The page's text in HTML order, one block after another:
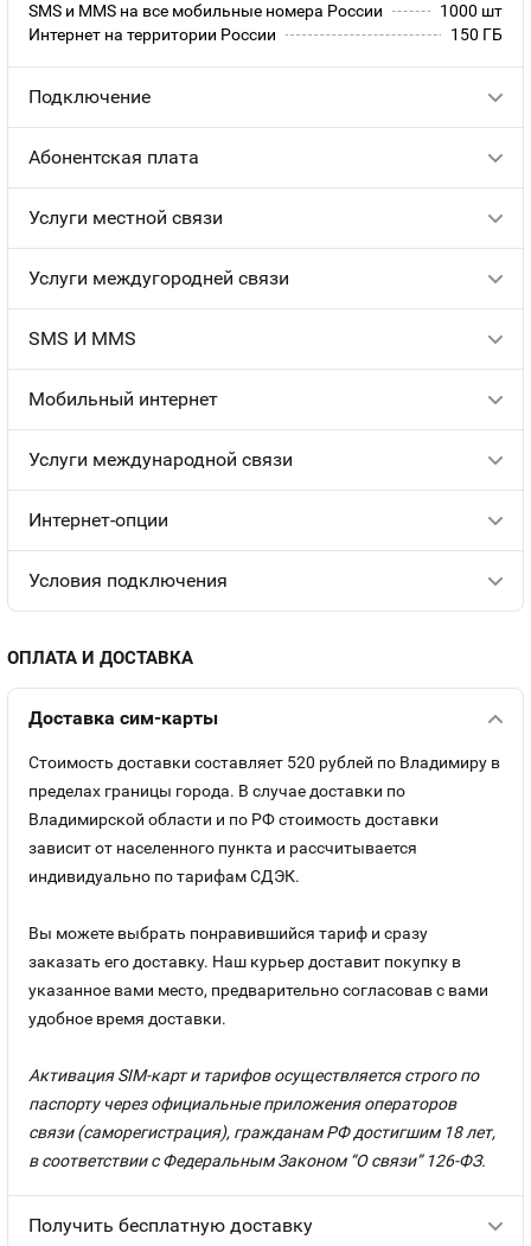
SMS и MMS на все мобильные номера России
1000 шт
Интернет на территории России
150 ГБ
Подключение
Абонентская плата
Услуги местной связи
Услуги междугородней связи
SMS И MMS
Мобильный интернет
Услуги международной связи
Интернет-опции
Условия подключения
ОПЛАТА И ДОСТАВКА
Доставка сим-карты
Стоимость доставки составляет 520 рублей по Владимиру в
пределах границы города. В случае доставки по
Владимирской области и по РФ стоимость доставки
зависит от населенного пункта и рассчитывается
индивидуально по тарифам СДЭК.
Вы можете выбрать понравившийся тариф и сразу
заказать его доставку. Наш курьер доставит покупку в
указанное вами место, предварительно согласовав с вами
удобное время доставки.
Активация SIM-карт и тарифов осуществляется строго по
паспорту через официальные приложения операторов
связи (саморегистрация), гражданам РФ достигшим 18 лет,
в соответствии с Федеральным Законом “О связи” 126-ФЗ.
Получить бесплатную доставку